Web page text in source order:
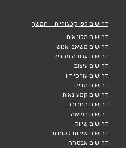
דרושים לפי קטגוריות - המשך
דרושים מלונאות
דרושים משאבי אנוש
דרושים עבודה מהבית
דרושים עיצוב
דרושים עורכי דין
דרושים מדיה
דרושים קמעונאות
דרושים תחבורה
דרושים רפואה
דרושים שיווק
דרושים שירות לקוחות
דרושים אבטחה